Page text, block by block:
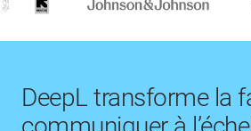
DeepL transforme la